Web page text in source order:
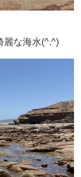
麗な海水(^.^)